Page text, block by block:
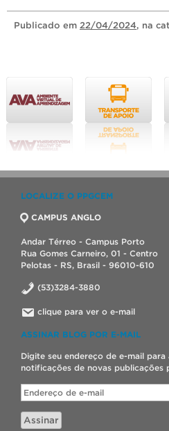
Publicado em 22/04/2024, na
LOCALIZE O PPGCEM
CAMPUS ANGLO
Andar Térreo - Campus Porto
Rua Gomes Carneiro, 01 - Centro
Pelotas - RS, Brasil - 96010-610
(53)3284-3880
clique para ver o e-mail
ASSINAR BLOG POR E-MAIL
Digite seu endereço de e-mail
notificações de novas publicações
Endereço
de
e-
mail
Assinar